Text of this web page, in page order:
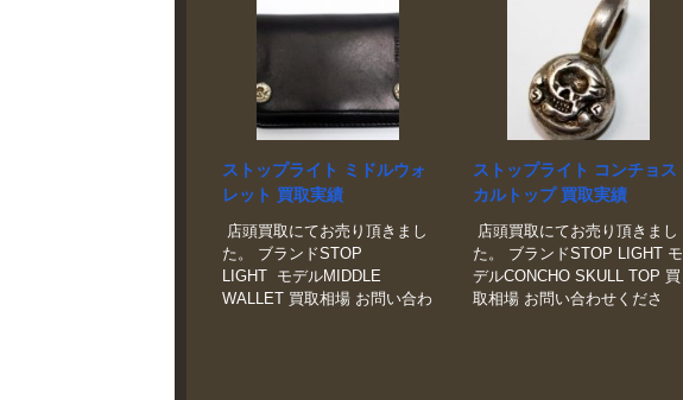
ストップライト ミドルウォ
レット 買取実績
店頭買取にてお売り頂きまし
た。 ブランドSTOP
LIGHT モデルMIDDLE
WALLET 買取相場 お問い合わ
ストップライト コンチョス
カルトップ 買取実績
店頭買取にてお売り頂きまし
た。 ブランドSTOP LIGHT モ
デルCONCHO SKULL TOP 買
取相場 お問い合わせくださ